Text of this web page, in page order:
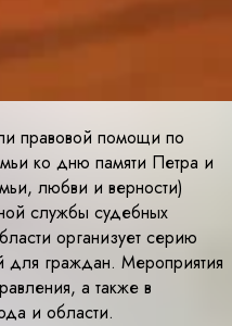
правовой помощи по
ко дню памяти Петра и
любви и верности)
службы судебных
организует серию
для граждан. Мероприятия
а также в
и области.